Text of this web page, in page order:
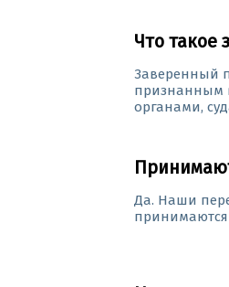
Что такое
Заверенный
признанным
органами,
Да. Наши